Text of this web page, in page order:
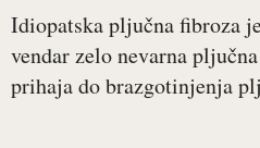
Idiopatska pljučna fibroza
vendar zelo nevarna
prihaja do brazgotinjenja